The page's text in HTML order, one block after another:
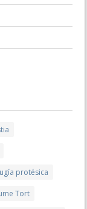
protésica
Tort